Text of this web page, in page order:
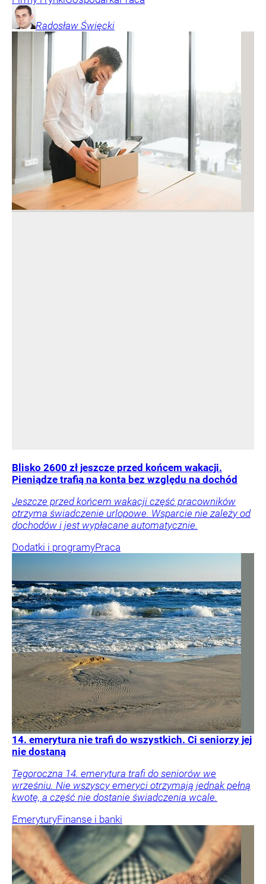
Radosław Święcki
Blisko 2600 zł jeszcze przed końcem wakacji.
Pieniądze trafią na konta bez względu na dochód
Jeszcze przed końcem wakacji część pracowników
otrzyma świadczenie urlopowe. Wsparcie nie zależy od
dochodów i jest wypłacane automatycznie.
Dodatki i programyPraca
14. emerytura nie trafi do wszystkich. Ci seniorzy jej
nie dostaną
Tegoroczna 14. emerytura trafi do seniorów we
wrześniu. Nie wszyscy emeryci otrzymają jednak pełną
kwotę, a część nie dostanie świadczenia wcale.
EmeryturyFinanse i banki